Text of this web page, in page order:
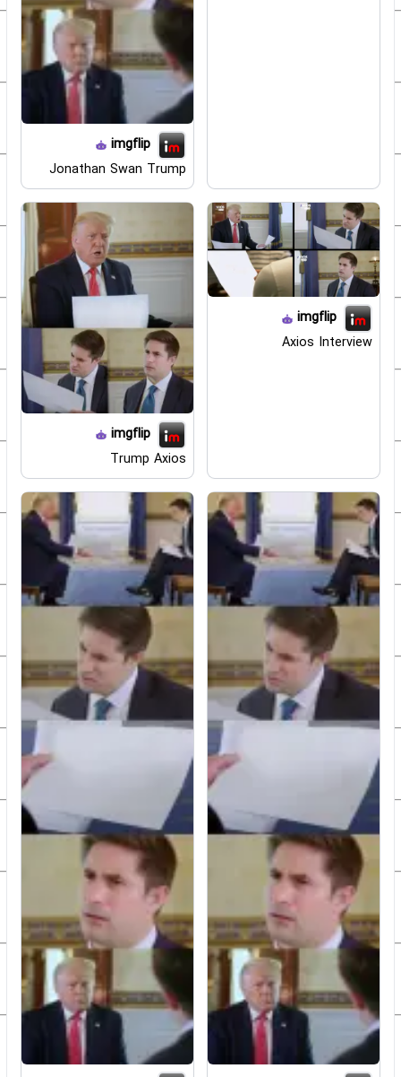
imgflip
Jonathan Swan Trump
imgflip
Axios Interview
imgflip
Trump Axios